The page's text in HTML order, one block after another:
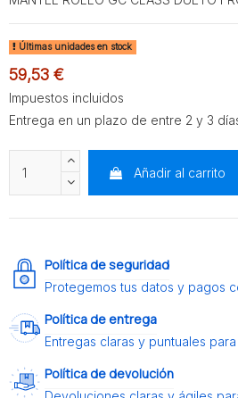
Últimas unidades en stock
59,53 €
Impuestos incluidos
Entrega en un plazo de entre 2 y 3
Añadir al carrito
Política de seguridad
Protegemos tus datos y pagos
Política de entrega
Entregas claras y puntuales
Política de devolución